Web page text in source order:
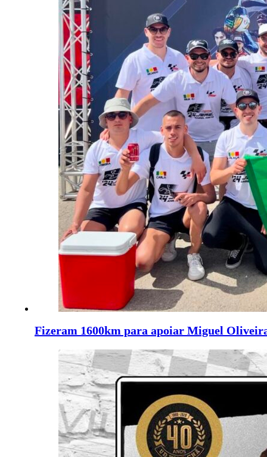
Fizeram 1600km para apoiar Miguel